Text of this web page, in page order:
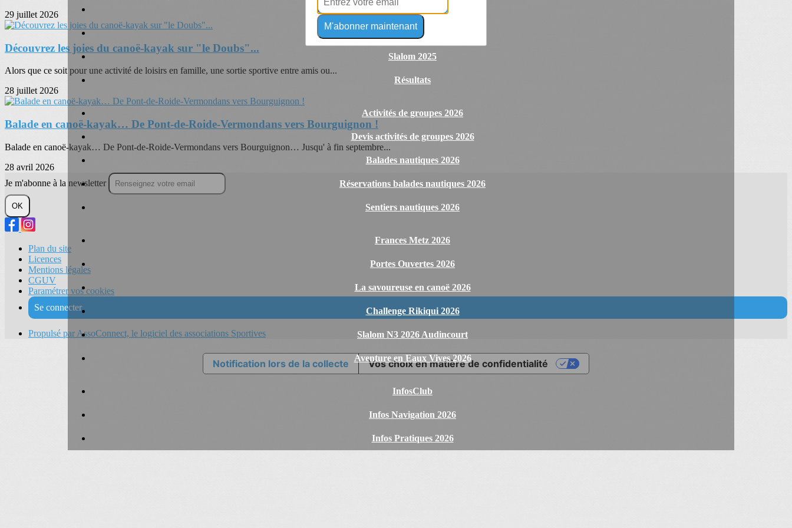
Challenge Rikiqui 2026
Slalom 2025
Résultats
Activités de groupes 2026
Devis activités de groupes 2026
Balades nautiques 2026
Réservations balades nautiques 2026
Sentiers nautiques 2026
Frances Metz 2026
Portes Ouvertes 2026
La savoureuse en canoë 2026
Challenge Rikiqui 2026
Slalom N3 2026 Audincourt
Aventure en Eaux Vives 2026
InfosClub
Infos Navigation 2026
Infos Pratiques 2026
29 juillet 2026
Découvrez les joies du canoë-kayak sur "le Doubs"...
Alors que ce soit pour une activité de loisirs en famille, une sortie sportive entre amis ou...
28 juillet 2026
Balade en canoë-kayak… De Pont-de-Roide-Vermondans vers Bourguignon !
Balade en canoë-kayak… De Pont-de-Roide-Vermondans vers Bourguignon… Jusqu' à fin septembre...
28 avril 2026
Je m'abonne à la newsletter
OK
Plan du site
Licences
Mentions légales
CGUV
Paramétrer vos cookies
Se connecter
Propulsé par AssoConnect, le logiciel des associations Sportives
Notification lors de la collecte Vos choix en matière de confidentialité
M'abonner maintenant